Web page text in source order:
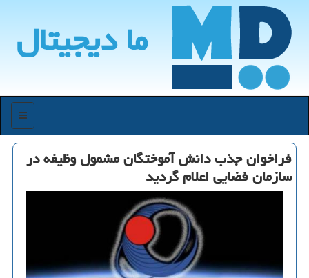
ما دیجیتال
منو
فراخوان جذب دانش آموختگان مشمول وظیفه در
سازمان فضایی اعلام گردید